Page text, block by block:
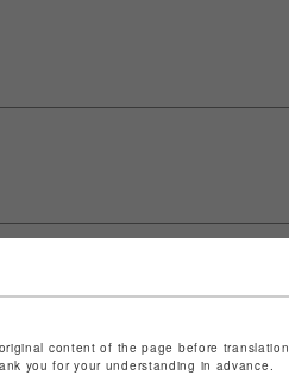
content of the page before translation.
you for your understanding in advance.